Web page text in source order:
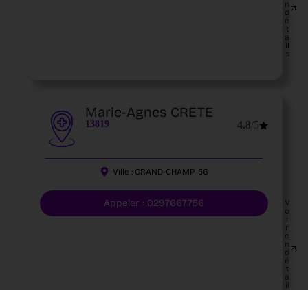
n
d
é
t
a
il
s
Marie-Agnes CRETE
13819 4.8/5
Ville : GRAND-CHAMP 56
Appeler : 0297667756
V
o
i
r
e
n
d
é
t
a
il